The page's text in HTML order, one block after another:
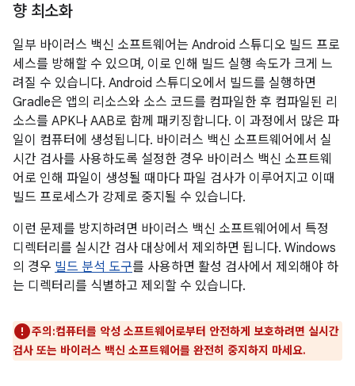
향 최소화
일부 바이러스 백신 소프트웨어는 Android 스튜디오 빌드 프로
세스를 방해할 수 있으며, 이로 인해 빌드 실행 속도가 크게 느
려질 수 있습니다. Android 스튜디오에서 빌드를 실행하면
Gradle은 앱의 리소스와 소스 코드를 컴파일한 후 컴파일된 리
소스를 APK나 AAB로 함께 패키징합니다. 이 과정에서 많은 파
일이 컴퓨터에 생성됩니다. 바이러스 백신 소프트웨어에서 실
시간 검사를 사용하도록 설정한 경우 바이러스 백신 소프트웨
어로 인해 파일이 생성될 때마다 파일 검사가 이루어지고 이때
빌드 프로세스가 강제로 중지될 수 있습니다.
이런 문제를 방지하려면 바이러스 백신 소프트웨어에서 특정
디렉터리를 실시간 검사 대상에서 제외하면 됩니다. Windows
의 경우 빌드 분석 도구를 사용하면 활성 검사에서 제외해야 하
는 디렉터리를 식별하고 제외할 수 있습니다.
주의:컴퓨터를 악성 소프트웨어로부터 안전하게 보호하려면 실시간
검사 또는 바이러스 백신 소프트웨어를 완전히 중지하지 마세요.